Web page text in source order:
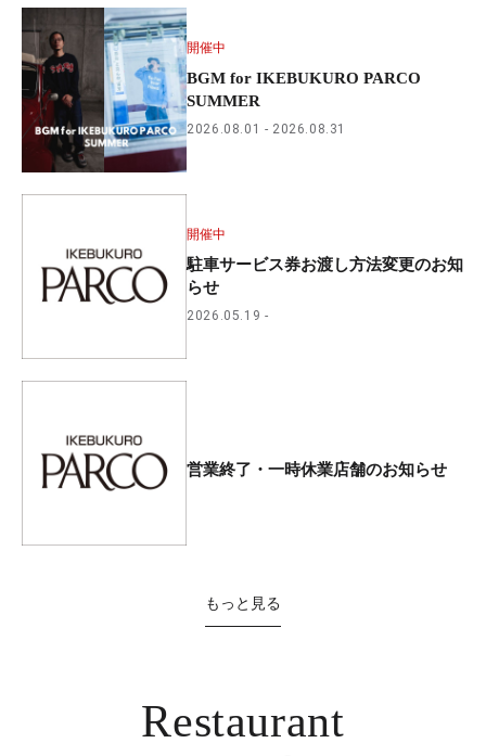
開催中
BGM for IKEBUKURO PARCO
SUMMER
2026.08.01 2026.08.31
開催中
駐車サービス券お渡し方法変更のお知
らせ
2026.05.19
営業終了・一時休業店舗のお知らせ
もっと見る
Restaurant